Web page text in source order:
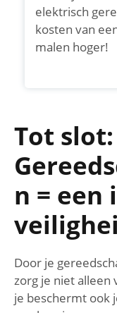
elektrisch
kosten van
malen hoger!
Tot slot:
n = een
Door je
zorg je niet alleen
je beschermt ook